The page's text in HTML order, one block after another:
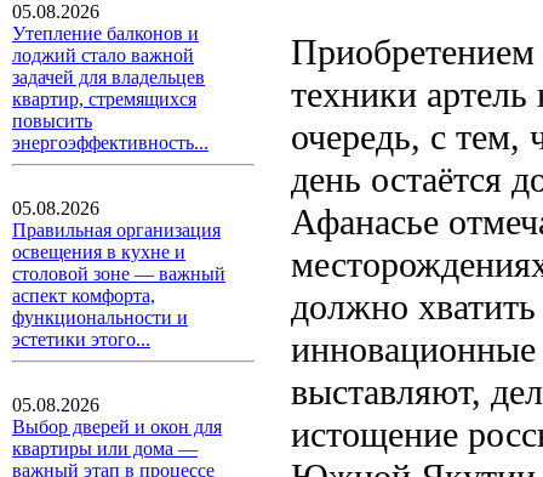
05.08.2026
Утепление балконов и
лоджий стало важной
задачей для владельцев
квартир, стремящихся
повысить
энергоэффективность...
05.08.2026
Правильная организация
освещения в кухне и
столовой зоне — важный
аспект комфорта,
функциональности и
эстетики этого...
05.08.2026
Выбор дверей и окон для
квартиры или дома —
важный этап в процессе
техники
очередь, с тем,
день остаётся
Афанасье
должно
инновационные
выставляют,
истощение